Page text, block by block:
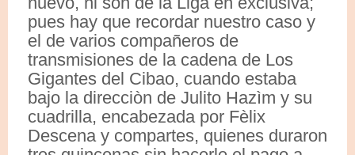
pues hay que recordar nuestro caso y
el de varios compañeros de
transmisiones de la cadena de Los
Gigantes del Cibao, cuando estaba
bajo la direcciòn de Julito Hazìm y su
cuadrilla, encabezada por Fèlix
Descena y compartes, quienes duraron